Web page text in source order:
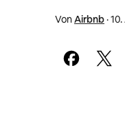
VonAirbnb·